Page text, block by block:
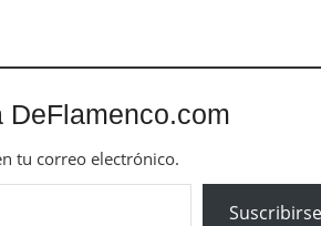
DeFlamenco.com
tu correo electrónico.
Suscribirse